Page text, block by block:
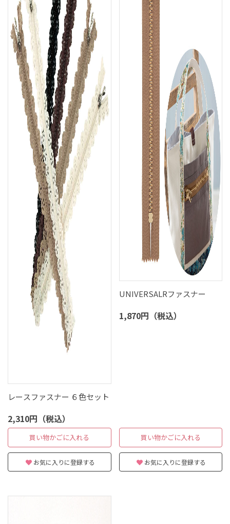
レースファスナー ６色セット
2,310円（税込）
買い物かごに入れる
お気に入りに登録する
UNIVERSALRファスナー
1,870円（税込）
買い物かごに入れる
お気に入りに登録する